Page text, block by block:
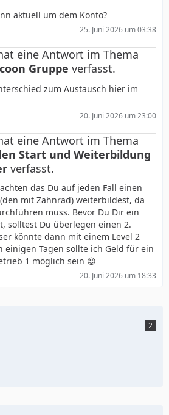
aktuell um dem Konto?
25. Juni 2026 um 03:38
eine Antwort im Thema
Gruppe verfasst.
zum Austausch hier im
20. Juni 2026 um 23:00
eine Antwort im Thema
Start und Weiterbildung
verfasst.
das Du auf jeden Fall einen
(den mit Zahnrad) weiterbildest, da
muss. Bevor Du Dir ein
solltest Du überlegen einen 2.
könnte dann mit einem Level 2
einigen Tagen sollte ich Geld für ein
1 möglich sein 😉
20. Juni 2026 um 18:33
2